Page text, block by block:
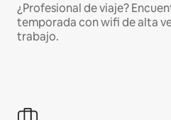
¿Profesional de viaje?
temporada con wifi de alta
trabajo.